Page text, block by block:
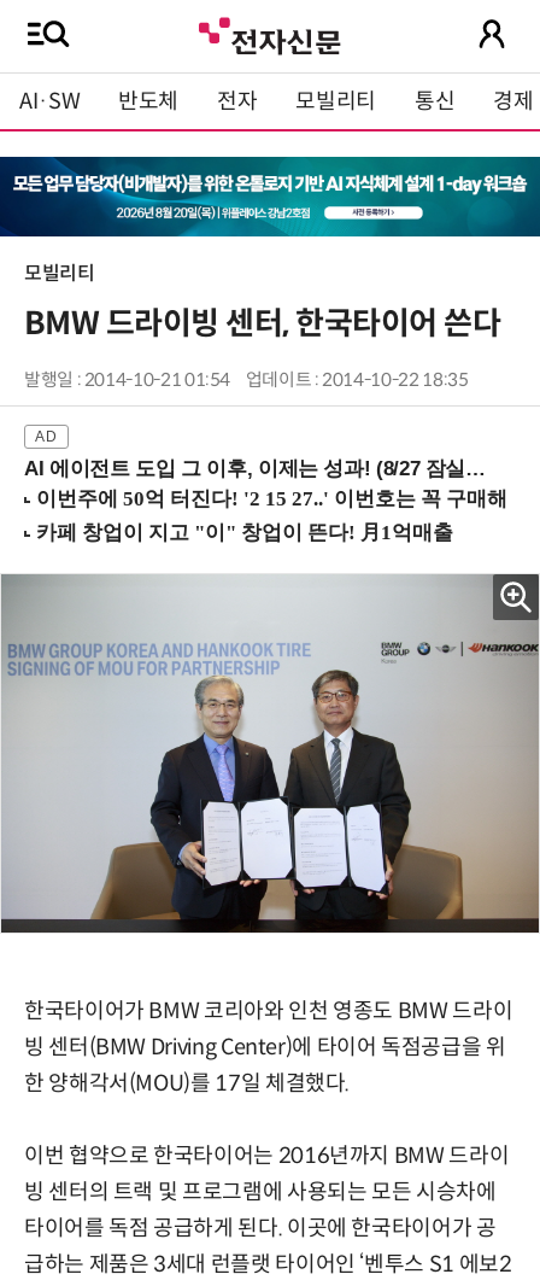
AI·SW 반도체 전자 모빌리티 통신 경제
모빌리티
BMW 드라이빙 센터, 한국타이어 쓴다
발행일 : 2014-10-21 01:54 업데이트 : 2014-10-22 18:35
AI 에이전트 도입 그 이후, 이제는 성과! (8/27 잠실역)
한국타이어가 BMW 코리아와 인천 영종도 BMW 드라이
빙 센터(BMW Driving Center)에 타이어 독점공급을 위
한 양해각서(MOU)를 17일 체결했다.
이번 협약으로 한국타이어는 2016년까지 BMW 드라이
빙 센터의 트랙 및 프로그램에 사용되는 모든 시승차에
타이어를 독점 공급하게 된다. 이곳에 한국타이어가 공
급하는 제품은 3세대 런플랫 타이어인 ‘벤투스 S1 에보2